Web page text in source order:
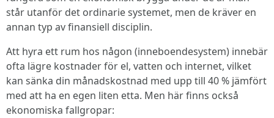
står utanför det ordinarie systemet, men de kräver en
annan typ av finansiell disciplin.
Att hyra ett rum hos någon (inneboendesystem) innebär
ofta lägre kostnader för el, vatten och internet, vilket
kan sänka din månadskostnad med upp till 40 % jämfört
med att ha en egen liten etta. Men här finns också
ekonomiska fallgropar: